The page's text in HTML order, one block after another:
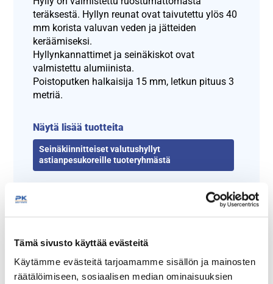
Tämä sivusto käyttää evästeitä
Käytämme evästeitä tarjoamamme sisällön ja mainosten
räätälöimiseen, sosiaalisen median ominaisuuksien
teräksestä. Hyllyn reunat ovat taivutettu ylös 40
mm korista valuvan veden ja jätteiden
keräämiseksi.
Hyllynkannattimet ja seinäkiskot ovat
valmistettu alumiinista.
Poistoputken halkaisija 15 mm, letkun pituus 3
metriä.
Näytä lisää tuotteita
Seinäkiinnitteiset valutushyllyt
astianpesukoreille tuoteryhmästä